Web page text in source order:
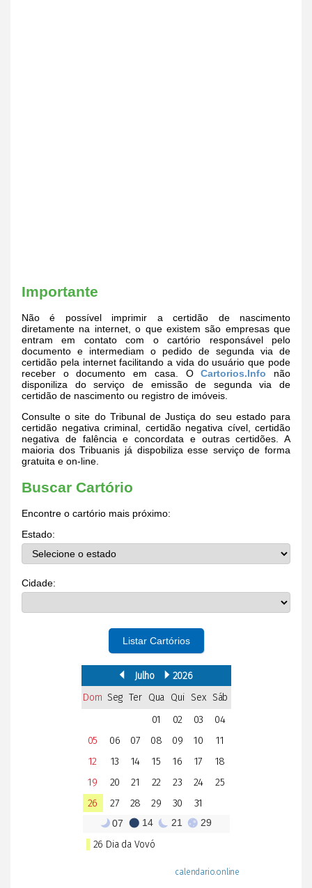
Importante
Não é possível imprimir a certidão de nascimento
diretamente na internet, o que existem são empresas que
entram em contato com o cartório responsável pelo
documento e intermediam o pedido de segunda via de
certidão pela internet facilitando a vida do usuário que pode
receber o documento em casa. OCartorios.Info não
disponiliza do serviço de emissão de segunda via de
certidão de nascimento ou registro de imóveis.
Consulte o site do Tribunal de Justiça do seu estado para
certidão negativa criminal, certidão negativa cível, certidão
negativa de falência e concordata e outras certidões. A
maioria dos Tribuanis já dispobiliza esse serviço de forma
gratuita e on-line.
Buscar Cartório
Encontre o cartório mais próximo:
Estado:
Cidade:
Listar Cartórios